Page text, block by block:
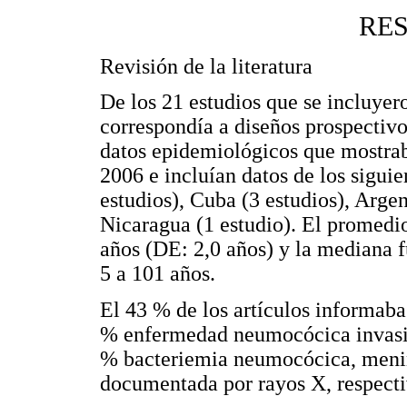
Revisión de la literatura
De los 21 estudios que se
correspondía a diseños
datos epidemiológicos que
2006 e incluían datos de los
estudios), Cuba (3 estudios),
Nicaragua (1 estudio). El
años (DE: 2,0 años) y la mediana
5 a 101 años.
El 43 % de los artículos
% enfermedad neumocócica
% bacteriemia neumocócica,
documentada por rayos X,